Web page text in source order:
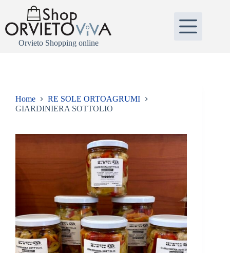
contenuto
Orvieto Shopping online
Home
RE SOLE ORTOAGRUMI
GIARDINIERA SOTTOLIO